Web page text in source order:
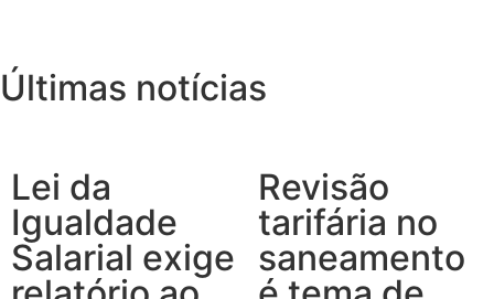
Últimas notícias
Lei da
Igualdade
Salarial exige
Revisão
tarifária no
saneamento